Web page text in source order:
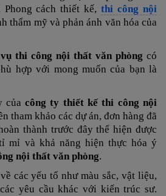
Phong cách thiết kế,thi công nội
thẩm mỹ và phản ánh văn hóa của
thi công nội thất văn phòng có
hợp với mong muốn của bạn là
củacông ty thiết kế thi công nội
tham khảo các dự án, đơn hàng đã
thành trước đây thể hiện được
mỉ và khả năng hiện thực hóa ý
nội thất văn phòng.
các yếu tố như màu sắc, vật liệu,
yêu cầu khác với kiến trúc sư.